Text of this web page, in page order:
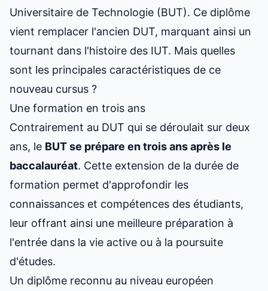
Universitaire de Technologie (BUT). Ce diplôme
vient remplacer l'ancien DUT, marquant ainsi un
tournant dans l'histoire des IUT. Mais quelles
sont les principales caractéristiques de ce
nouveau cursus ?
Une formation en trois ans
Contrairement au DUT qui se déroulait sur deux
ans, le BUT se prépare en trois ans après le
baccalauréat. Cette extension de la durée de
formation permet d'approfondir les
connaissances et compétences des étudiants,
leur offrant ainsi une meilleure préparation à
l'entrée dans la vie active ou à la poursuite
d'études.
Un diplôme reconnu au niveau européen